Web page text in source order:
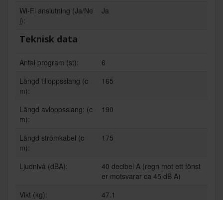
Wi-Fi anslutning (Ja/Ne
j):
Ja
Teknisk data
Antal program (st):
6
Längd tilloppsslang (c
m):
165
Längd avloppsslang: (c
m):
190
Längd strömkabel (c
m):
175
Ljudnivå (dBA):
40 decibel A (regn mot ett fönst
er motsvarar ca 45 dB A)
Vikt (kg):
47.1